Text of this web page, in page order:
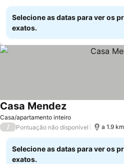
Selecione as datas para ver os
exatos.
Casa/apartamento inteiro
Casa MendezVer preços
/ Pontuação não disponível a 1.9
Selecione as datas para ver os
exatos.